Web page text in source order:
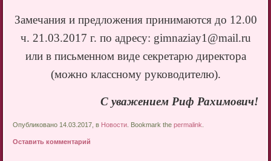
Замечания и предложения принимаются до 12.00
ч. 21.03.2017 г. по адресу: gimnaziay1@mail.ru
или в письменном виде секретарю директора
(можно классному руководителю).
С уважением Риф Рахимович!
Опубликовано 14.03.2017, в Новости . Bookmark thepermalink
Оставить комментарий